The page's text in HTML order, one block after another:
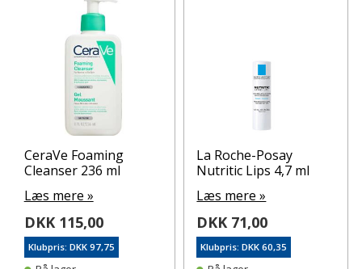
CeraVe Foaming
Cleanser 236 ml
Læs mere »
DKK 115,00
Klubpris: DKK 97,75
La Roche-Posay
Nutritic Lips 4,7 ml
Læs mere »
DKK 71,00
Klubpris: DKK 60,35